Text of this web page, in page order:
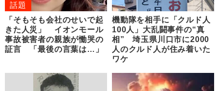
話題
「そもそも会社のせいで起
きた人災」 イオンモール
事故被害者の親族が慟哭の
証言 「最後の言葉は…」
機動隊を相手に「クルド人
100人」大乱闘事件の“真
相” 埼玉県川口市に2000
人のクルド人が住み着いた
ワケ